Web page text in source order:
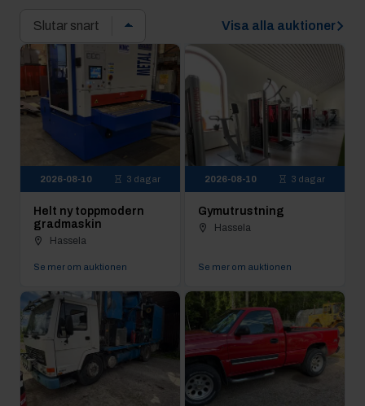
Visa alla auktioner
2026-08-10 3 dagar
Helt ny toppmodern
gradmaskin
Hassela
Se mer om auktionen
2026-08-10 3 dagar
Gymutrustning
Hassela
Se mer om auktionen